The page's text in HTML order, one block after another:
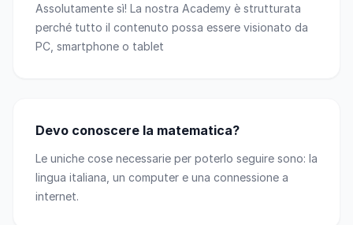
Assolutamente sì! La nostra Academy è strutturata
perché tutto il contenuto possa essere visionato da
PC, smartphone o tablet
Devo conoscere la matematica?
Le uniche cose necessarie per poterlo seguire sono: la
lingua italiana, un computer e una connessione a
internet.